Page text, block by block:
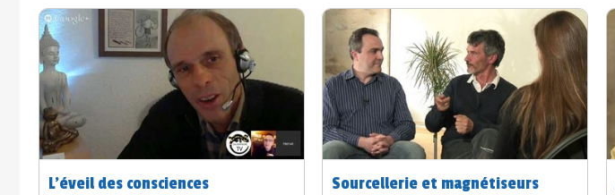
L'éveil des consciences Sourcellerie et magnétiseurs